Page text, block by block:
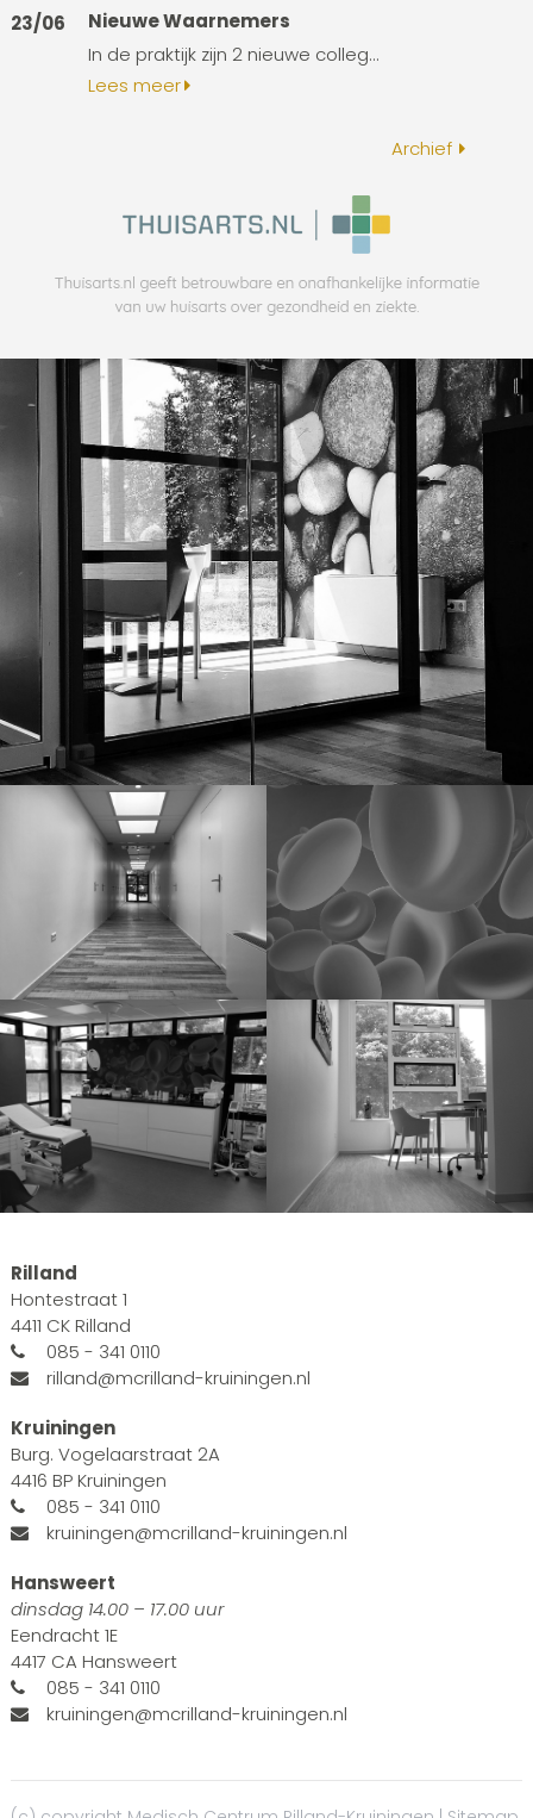
23/06
Nieuwe Waarnemers
In de praktijk zijn 2 nieuwe colleg...
Lees meer
Archief
Rilland
Hontestraat 1
4411 CK Rilland
085 - 341 0110
rilland@mcrilland-kruiningen.nl
Kruiningen
Burg. Vogelaarstraat 2A
4416 BP Kruiningen
085 - 341 0110
kruiningen@mcrilland-kruiningen.nl
Hansweert
dinsdag 14.00 – 17.00 uur
Eendracht 1E
4417 CA Hansweert
085 - 341 0110
kruiningen@mcrilland-kruiningen.nl